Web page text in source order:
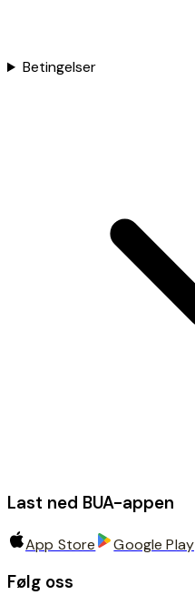
Betingelser
Last ned BUA-appen
App Store Google Play
Følg oss